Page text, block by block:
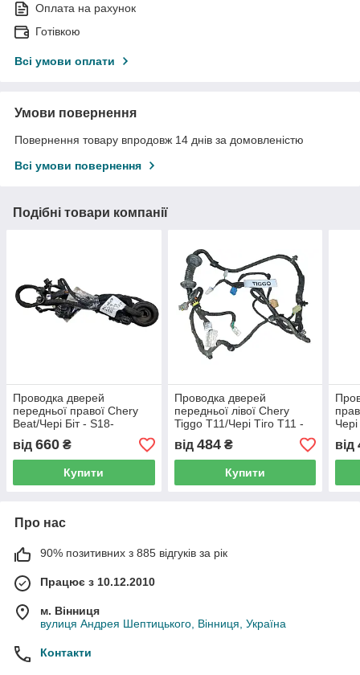
Оплата на рахунок
Готівкою
Всі умови оплати
Умови повернення
Повернення товару впродовж 14 днів за домовленістю
Всі умови повернення
Подібні товари компанії
Проводка дверей
передньої правої Chery
Beat/Чері Біт - S18-
3724080, (з розбірки)
від 660 ₴
Купити
Проводка дверей
передньої лівої Chery
Tiggo T11/Чері Тіго T11 -
T11-3724070NA, (з
розбірки)
від 484₴
Купити
від
Про нас
90% позитивних з 885 відгуків за рік
Працює з 10.12.2010
м. Вінниця
вулиця Андрея Шептицького, Вінниця, Україна
Контакти